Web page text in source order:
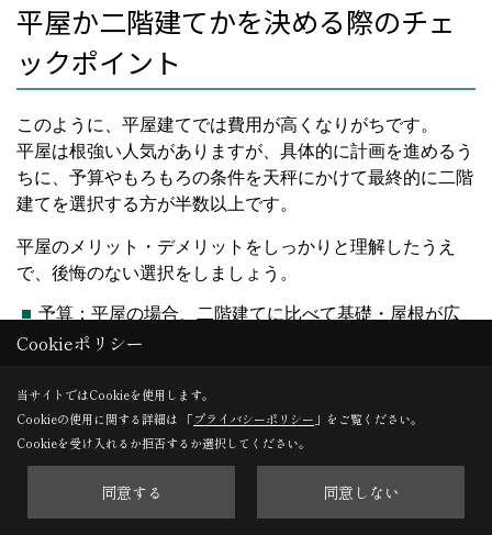
平屋か二階建てかを決める際のチェ
ックポイント
このように、平屋建てでは費用が高くなりがちです。
平屋は根強い人気がありますが、具体的に計画を進めるう
ちに、予算やもろもろの条件を天秤にかけて最終的に二階
建てを選択する方が半数以上です。
平屋のメリット・デメリットをしっかりと理解したうえ
で、後悔のない選択をしましょう。
予算：平屋の場合、二階建てに比べて基礎・屋根が広
くなるため、建築工事費用や固定資産税評価額が高く
土地：平屋の場合、横に広い建物になるため、土地も
広い面積が必要になります。もし建設地の面積があま
り広くない・隣宅が近く日当たりが悪い等の場合は、
Cookieポリシー
当サイトではCookieを使用します。
Cookieの使用に関する詳細は 「プライバシーポリシー 」をご覧ください。
Cookieを受け入れるか拒否するか選択してください。
同意する 同意しない